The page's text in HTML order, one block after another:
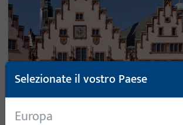
Selezionate il vostro Paese
Europa